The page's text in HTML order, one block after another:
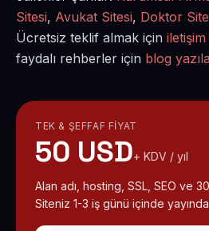
Sitesi, Avukat Sitesi, Doktor
Ücretsiz teklif almak için
faydalı rehberler için blog
TEK & ŞEFFAF FIYAT
50 USD+ KDV / yıl
Alan adı, hosting, SSL, SEO ve
Siteniz 1-3 iş günü içinde